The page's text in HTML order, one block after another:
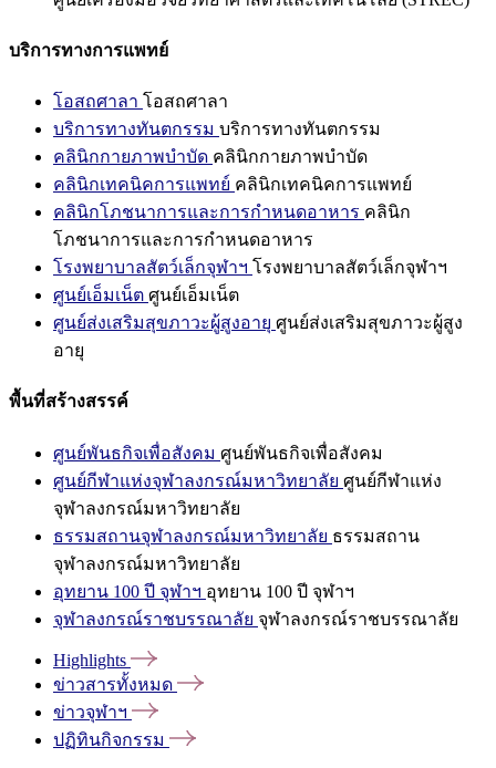
บริการทางการแพทย์
โอสถศาลา โอสถศาลา
บริการทางทันตกรรม บริการทางทันตกรรม
คลินิกกายภาพบำบัด คลินิกกายภาพบำบัด
คลินิกเทคนิคการแพทย์ คลินิกเทคนิคการแพทย์
คลินิกโภชนาการและการกำหนดอาหาร คลินิก
โภชนาการและการกำหนดอาหาร
โรงพยาบาลสัตว์เล็กจุฬาฯ โรงพยาบาลสัตว์เล็กจุฬาฯ
ศูนย์เอ็มเน็ต ศูนย์เอ็มเน็ต
ศูนย์ส่งเสริมสุขภาวะผู้สูงอายุ ศูนย์ส่งเสริมสุขภาวะผู้สูง
อายุ
พื้นที่สร้างสรรค์
ศูนย์พันธกิจเพื่อสังคม ศูนย์พันธกิจเพื่อสังคม
ศูนย์กีฬาแห่งจุฬาลงกรณ์มหาวิทยาลัย ศูนย์กีฬาแห่ง
จุฬาลงกรณ์มหาวิทยาลัย
ธรรมสถานจุฬาลงกรณ์มหาวิทยาลัย ธรรมสถาน
จุฬาลงกรณ์มหาวิทยาลัย
อุทยาน 100 ปี จุฬาฯ อุทยาน 100 ปี จุฬาฯ
จุฬาลงกรณ์ราชบรรณาลัย จุฬาลงกรณ์ราชบรรณาลัย
Highlights
ข่าวสารทั้งหมด
ข่าวจุฬาฯ
ปฏิทินกิจกรรม